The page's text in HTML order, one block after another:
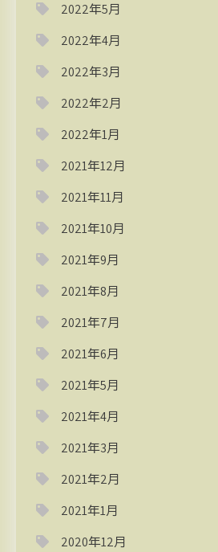
2022年5月
2022年4月
2022年3月
2022年2月
2022年1月
2021年12月
2021年11月
2021年10月
2021年9月
2021年8月
2021年7月
2021年6月
2021年5月
2021年4月
2021年3月
2021年2月
2021年1月
2020年12月